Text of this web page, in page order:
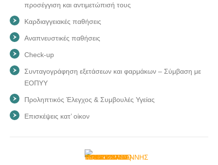
προσέγγιση και αντιμετώπισή τους
Καρδιαγγειακές παθήσεις
Αναπνευστικές παθήσεις
Check-up
Συνταγογράφηση εξετάσεων και φαρμάκων – Σύμβαση με
ΕΟΠΥΥ
Προληπτικός Έλεγχος & Συμβουλές Υγείας
Επισκέψεις κατ’ οίκον